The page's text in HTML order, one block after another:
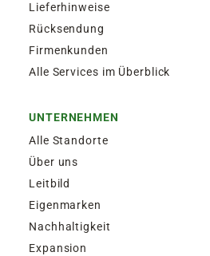
Lieferhinweise
Rücksendung
Firmenkunden
Alle Services im Überblick
UNTERNEHMEN
Alle Standorte
Über uns
Leitbild
Eigenmarken
Nachhaltigkeit
Expansion